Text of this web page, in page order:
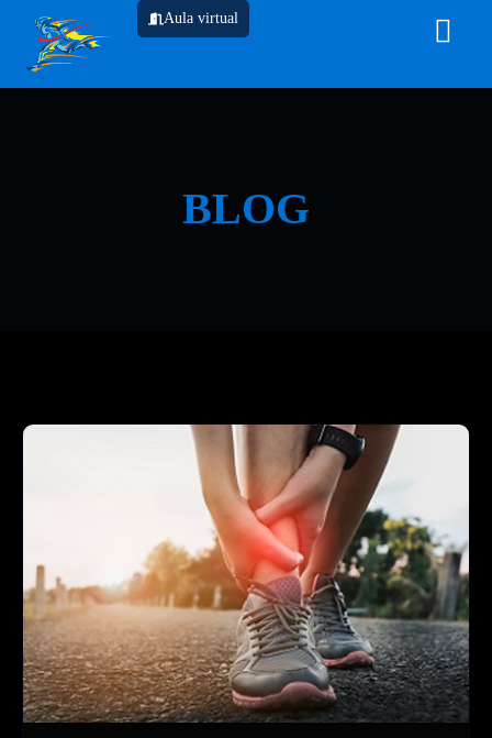
Aula virtual
BLOG